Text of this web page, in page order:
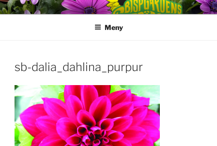
Hoppa
till
Meny
sb-dalia_dahlina_purpur